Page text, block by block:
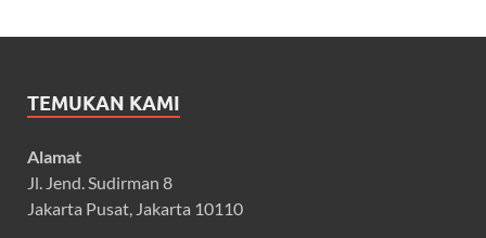
TEMUKAN KAMI
Alamat
Jl. Jend. Sudirman 8
Jakarta Pusat, Jakarta 10110